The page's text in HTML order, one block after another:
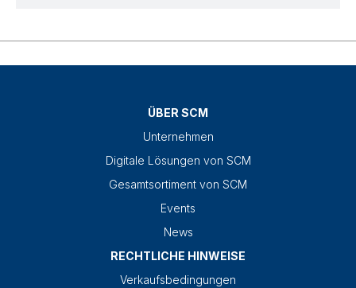
ÜBER SCM
Unternehmen
Digitale Lösungen von SCM
Gesamtsortiment von SCM
Events
News
RECHTLICHE HINWEISE
Verkaufsbedingungen